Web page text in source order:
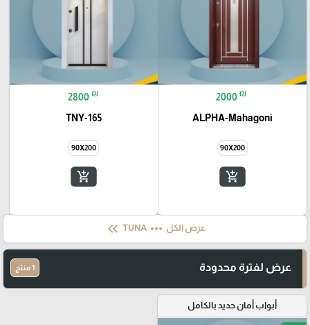
2000 ₪
ALPHA-Mahagoni
90X200
add_shopping_cart
2800 ₪
TNY-165
90X200
add_shopping_cart
عرض الكل more_horiz
keyboard_double_arrow_left
عرض لفترة محدودة 1 منتج
أبواب أمان حديد بالكامل